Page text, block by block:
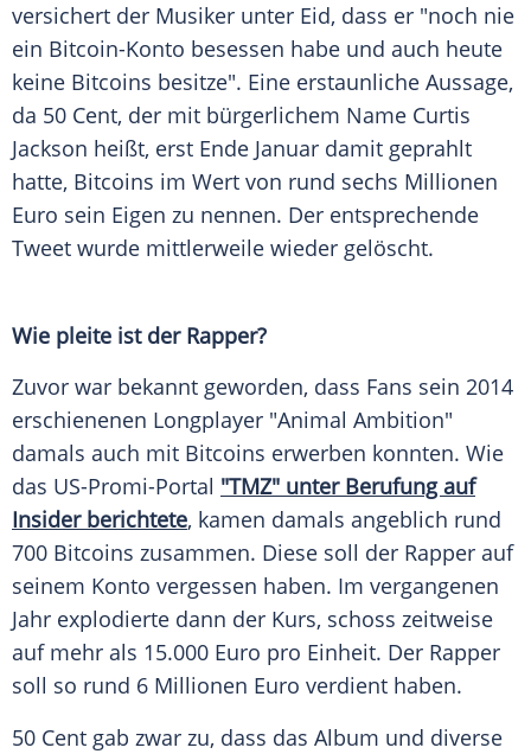
versichert der Musiker unter Eid, dass er "noch nie
ein Bitcoin-Konto besessen habe und auch heute
keine Bitcoins besitze". Eine erstaunliche Aussage,
da 50 Cent, der mit bürgerlichem Name Curtis
Jackson heißt, erst Ende Januar damit geprahlt
hatte, Bitcoins im Wert von rund sechs Millionen
Euro sein Eigen zu nennen. Der entsprechende
Tweet wurde mittlerweile wieder gelöscht.
Wie pleite ist der Rapper?
Zuvor war bekannt geworden, dass Fans sein 2014
erschienenen Longplayer "Animal Ambition"
damals auch mit Bitcoins erwerben konnten. Wie
das US-Promi-Portal "TMZ" unter Berufung auf
Insider berichtete, kamen damals angeblich rund
700 Bitcoins zusammen. Diese soll der Rapper auf
seinem Konto vergessen haben. Im vergangenen
Jahr explodierte dann der Kurs, schoss zeitweise
auf mehr als 15.000 Euro pro Einheit. Der Rapper
soll so rund 6 Millionen Euro verdient haben.
50 Cent gab zwar zu, dass das Album und diverse